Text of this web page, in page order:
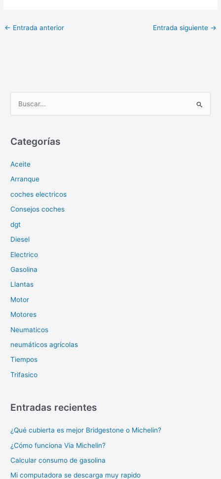
← Entrada anterior Entrada siguiente →
c
r
p
o
Categorías
Aceite
Arranque
coches electricos
Consejos coches
dgt
Diesel
Electrico
Gasolina
Llantas
Motor
Motores
Neumaticos
neumáticos agrícolas
Tiempos
Trifasico
Entradas recientes
¿Qué cubierta es mejor Bridgestone o Michelin?
¿Cómo funciona Via Michelin?
Calcular consumo de gasolina
Mi computadora se descarga muy rapido